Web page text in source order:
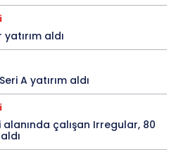
aldı
A yatırım aldı
çalışan Irregular, 80